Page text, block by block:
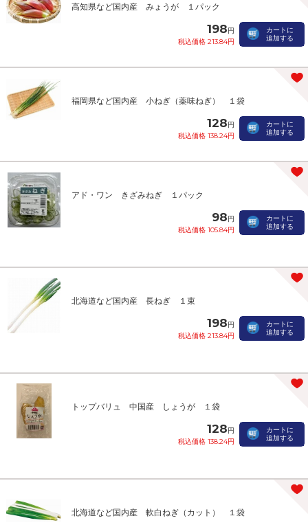
高知県など国内産 みょうが １パック
198円
税込価格 213.84円
カートに
追加する
福岡県など国内産 小ねぎ（薬味ねぎ） １袋
128円
税込価格 138.24円
カートに
追加する
アド・ワン きざみねぎ １パック
98円
税込価格 105.84円
カートに
追加する
北海道など国内産 長ねぎ １束
198円
税込価格 213.84円
カートに
追加する
トップバリュ 中国産 しょうが １袋
128円
税込価格 138.24円
カートに
追加する
北海道など国内産 軟白ねぎ（カット） １袋